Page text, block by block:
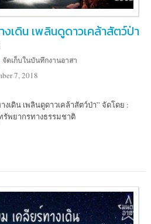
งเดิน เพลินดูดาวเคล้าสัตว์ป่า
จัดเก็บในบันทึกงานอาสา
7, 2018
งเดิน เพลินดูดาวเคล้าสัตว์ป่า” จัดโดย :
พยากรทางธรรมชาติ